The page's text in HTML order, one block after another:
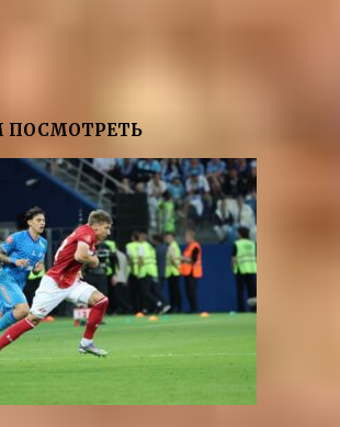
ПОСМОТРЕТЬ